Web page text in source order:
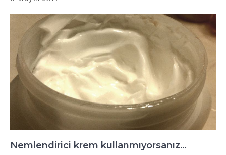
Nemlendirici krem kullanmıyorsanız…